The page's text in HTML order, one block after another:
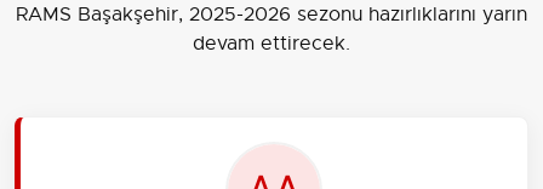
RAMS Başakşehir, 2025-2026 sezonu hazırlıklarını yarın
devam ettirecek.